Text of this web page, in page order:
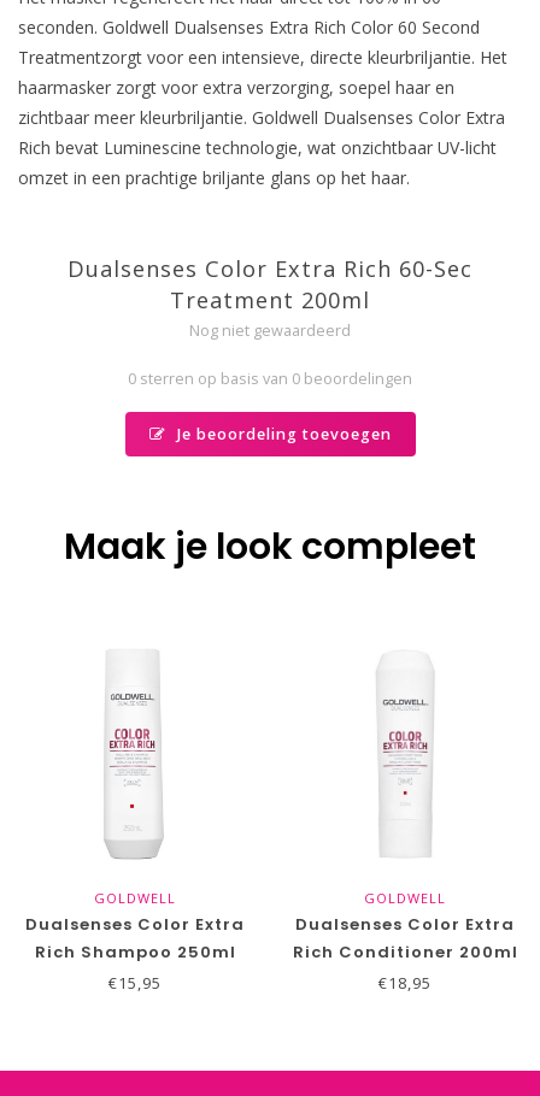
seconden. Goldwell Dualsenses Extra Rich Color 60 Second
Treatmentzorgt voor een intensieve, directe kleurbriljantie. Het
haarmasker zorgt voor extra verzorging, soepel haar en
zichtbaar meer kleurbriljantie. Goldwell Dualsenses Color Extra
Rich bevat Luminescine technologie, wat onzichtbaar UV-licht
omzet in een prachtige briljante glans op het haar.
Dualsenses Color Extra Rich 60-Sec
Treatment 200ml
Nog niet gewaardeerd
0 sterren op basis van 0 beoordelingen
Je beoordeling toevoegen
Maak je look compleet
GOLDWELL
Dualsenses Color Extra
Rich Shampoo 250ml
€15,95
GOLDWELL
Dualsenses Color Extra
Rich Conditioner 200ml
€18,95